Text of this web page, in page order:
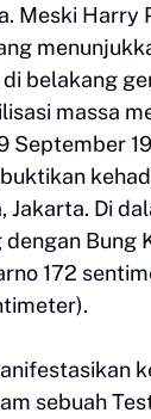
Meski Harry
belakang
massa
September
Jakarta. Di
Bung
172
sebuah